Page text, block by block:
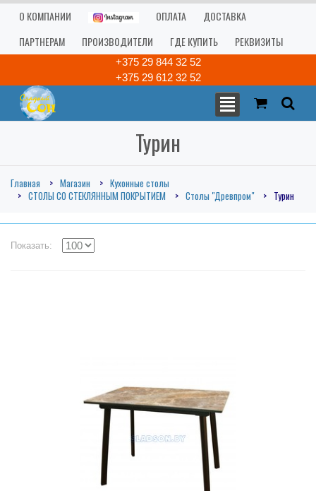
О КОМПАНИИ ОПЛАТА
ДОСТАВКА
ПАРТНЕРАМ
ПРОИЗВОДИТЕЛИ ГДЕ КУПИТЬ РЕКВИЗИТЫ
+375 29 844 32 52
+375 29 612 32 52
Турин
Главная Магазин
Кухонные столы
СТОЛЫ СО СТЕКЛЯННЫМ ПОКРЫТИЕМ
Столы "Древпром" Турин
Показать: